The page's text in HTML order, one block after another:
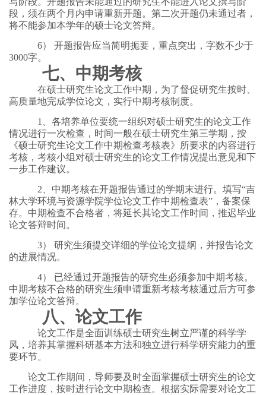
段，须在两个月内申请重新开题。第二次开题仍未通过者，
将不能参加本学年的硕士论文答辩。
6） 开题报告应当简明扼要，重点突出，字数不少于
3000字。
七、中期考核
在硕士研究生论文工作中期，为了督促研究生按时、
高质量地完成学位论文，实行中期考核制度。
1、各培养单位要统一组织对硕士研究生的论文工作
情况进行一次检查，时间一般在硕士研究生第三学期，按
《硕士研究生论文工作中期检查考核表》所要求的内容进行
考核，考核小组对硕士研究生的论文工作情况提出意见和下
一步工作建议。
2、中期考核在开题报告通过的学期末进行。填写“吉
林大学环境与资源学院学位论文工作中期检查表”，备案保
存。中期检查不合格者，将延长其论文工作时间，推迟毕业
论文答辩时间。
3） 研究生须提交详细的学位论文提纲，并报告论文
的进展情况。
4） 已经通过开题报告的研究生必须参加中期考核。
中期考核不合格的研究生须申请重新考核考核通过后方可参
加学位论文答辩。
八、论文工作
论文工作是全面训练硕士研究生树立严谨的科学学
风，培养其掌握科研基本方法和独立进行科学研究能力的重
要环节。
论文工作期间，导师要及时全面掌握硕士研究生的论文
工作进度，按时进行论文中期检查。根据实际需要对论文工